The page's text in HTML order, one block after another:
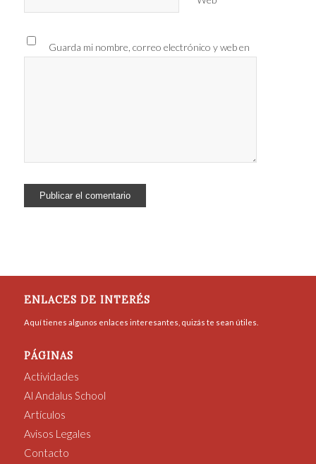
Guarda mi nombre, correo electrónico y web en
ENLACES DE INTERÉS
Aquí tienes algunos enlaces interesantes, quizás te sean útiles.
PÁGINAS
Actividades
Al Andalus School
Artículos
Avisos Legales
Contacto